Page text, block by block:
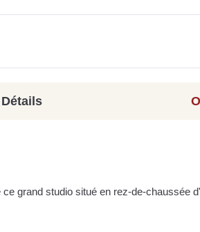
Détails
grand studio situé en rez-de-chaussée